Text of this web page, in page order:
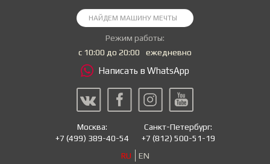
Режим работы:
с 10:00 до 20:00
ежедневно
Написать в WhatsApp
Москва:
+7 (499) 389-40-54
Санкт-Петербург:
+7 (812) 500-51-19
RU
EN